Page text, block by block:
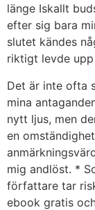
länge Iskallt
efter sig bara
slutet kändes
riktigt levde
Det är inte ofta
mina
nytt ljus, men
en
mig andlöst. *
författare tar
ebook gratis